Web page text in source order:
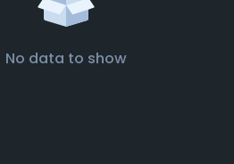
No data to show